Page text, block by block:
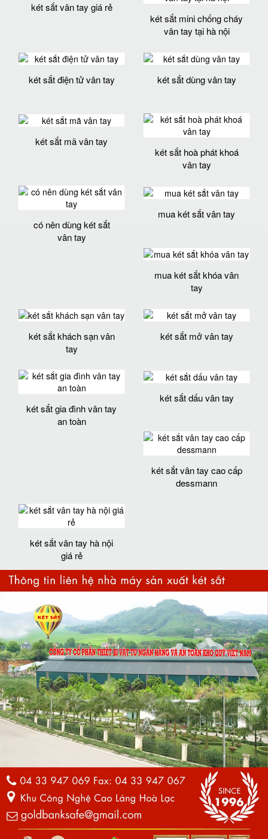
két sắt vân tay giá rẻ
két sắt mini chống cháy
vân tay tại hà nội
két sắt điện tử vân tay két sắt dùng vân tay
két sắt mã vân tay
két sắt hoà phát khoá
vân tay
có nên dùng két sắt
vân tay
mua két sắt vân tay
mua két sắt khóa vân
tay
két sắt khách sạn vân
tay
két sắt mở vân tay
két sắt gia đình vân tay
an toàn
két sắt dấu vân tay
két sắt vân tay cao cấp
dessmann
két sắt vân tay hà nội
giá rẻ